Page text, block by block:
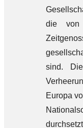
die von
sind.
Europa